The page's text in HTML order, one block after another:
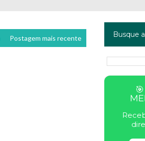
Postagem mais recente
Busque